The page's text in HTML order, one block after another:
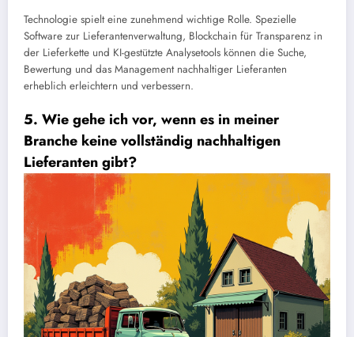
Technologie spielt eine zunehmend wichtige Rolle. Spezielle
Software zur Lieferantenverwaltung, Blockchain für Transparenz in
der Lieferkette und KI-gestützte Analysetools können die Suche,
Bewertung und das Management nachhaltiger Lieferanten
erheblich erleichtern und verbessern.
5. Wie gehe ich vor, wenn es in meiner
Branche keine vollständig nachhaltigen
Lieferanten gibt?